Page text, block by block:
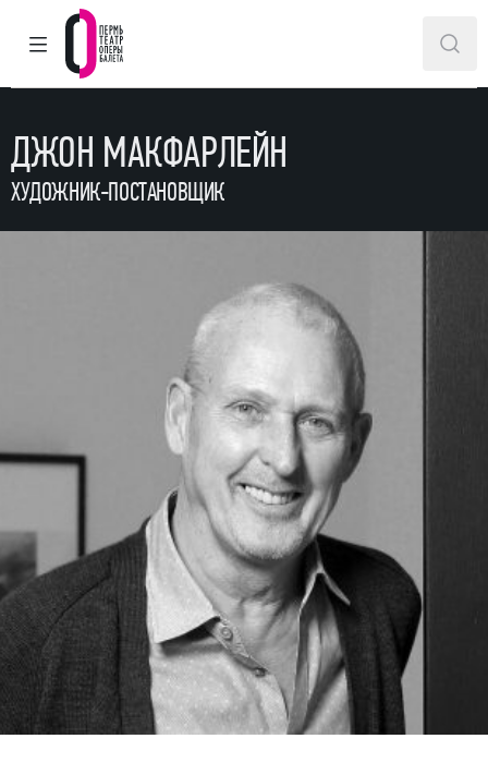
ГЛАВНОЕ МЕНЮ
Пермский театр оперы и балета
ДЖОН МАКФАРЛЕЙН
ХУДОЖНИК-ПОСТАНОВЩИК